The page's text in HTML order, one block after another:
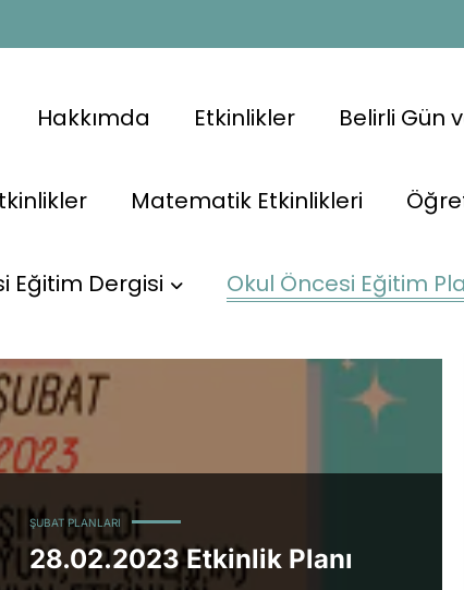
Hakkımda Etkinlikler Belirli Gün
Matematik Etkinlikleri
Eğitim Dergisi Okul Öncesi Eğitim
ŞUBAT PLANLARI
28.02.2023 Etkinlik Planı